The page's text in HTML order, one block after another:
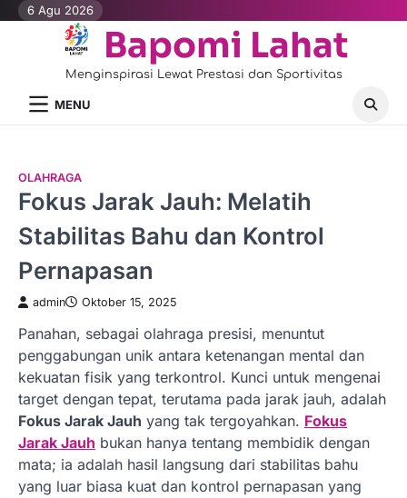
Skip6 Agu 2026
Bapomi Lahat
Menginspirasi Lewat Prestasi dan Sportivitas
MENU
OLAHRAGA
Fokus Jarak Jauh: Melatih
Stabilitas Bahu dan Kontrol
Pernapasan
admin Oktober 15, 2025
Panahan, sebagai olahraga presisi, menuntut
penggabungan unik antara ketenangan mental dan
kekuatan fisik yang terkontrol. Kunci untuk mengenai
target dengan tepat, terutama pada jarak jauh, adalah
Fokus Jarak Jauh yang tak tergoyahkan. Fokus
Jarak Jauh bukan hanya tentang membidik dengan
mata; ia adalah hasil langsung dari stabilitas bahu
yang luar biasa kuat dan kontrol pernapasan yang